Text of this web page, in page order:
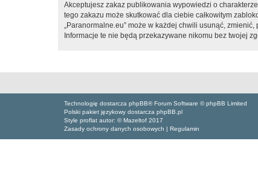
Akceptujesz zakaz publikowania wypowiedzi o
tego zakazu może skutkować dla ciebie całkowitym
„Paranormalne.eu” może w każdej chwili usunąć,
Informacje te nie będą przekazywane nikomu bez twojej
Technologię dostarcza phpBB® Forum Software © phpBB Limited
Polski pakiet językowy dostarcza phpBB.pl
Style proflat autor: ©Mazeltof 2017
Zasady ochrony danych osobowych | Regulamin